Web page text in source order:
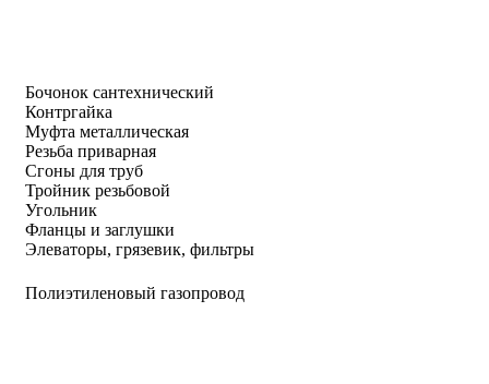
Бочонок сантехнический
Контргайка
Муфта металлическая
Резьба приварная
Сгоны для труб
Тройник резьбовой
Угольник
Фланцы и заглушки
Элеваторы, грязевик, фильтры
Полиэтиленовый газопровод